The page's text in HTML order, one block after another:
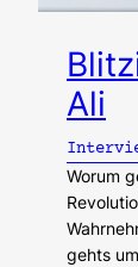
Ali
Worum
gehts